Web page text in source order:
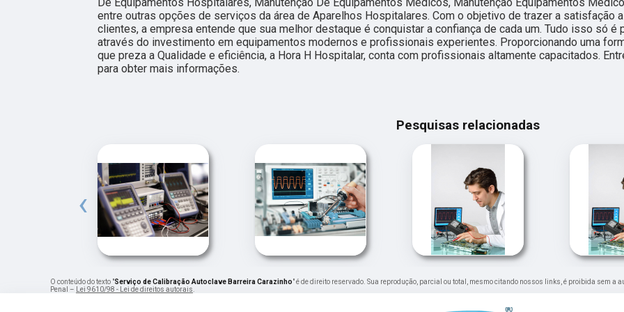
entre outras opções de serviços da área de Aparelhos Hospitalares. Com o objetivo de trazer a satisfação
clientes, a empresa entende que sua melhor destaque é conquistar a confiança de cada um. Tudo isso só é
através do investimento em equipamentos modernos e profissionais experientes. Proporcionando uma
que preza a Qualidade e eficiência, a Hora H Hospitalar, conta com profissionais altamente capacitados.
para obter mais informações.
Pesquisas relacionadas
‹
O conteúdo do texto "Serviço de Calibração Autoclave Barreira Carazinho" é de direito reservado. Sua reprodução, parcial ou total, mesmo citando nossos links, é proibida sem
Penal – Lei 9610/98 - Lei de direitos autorais.